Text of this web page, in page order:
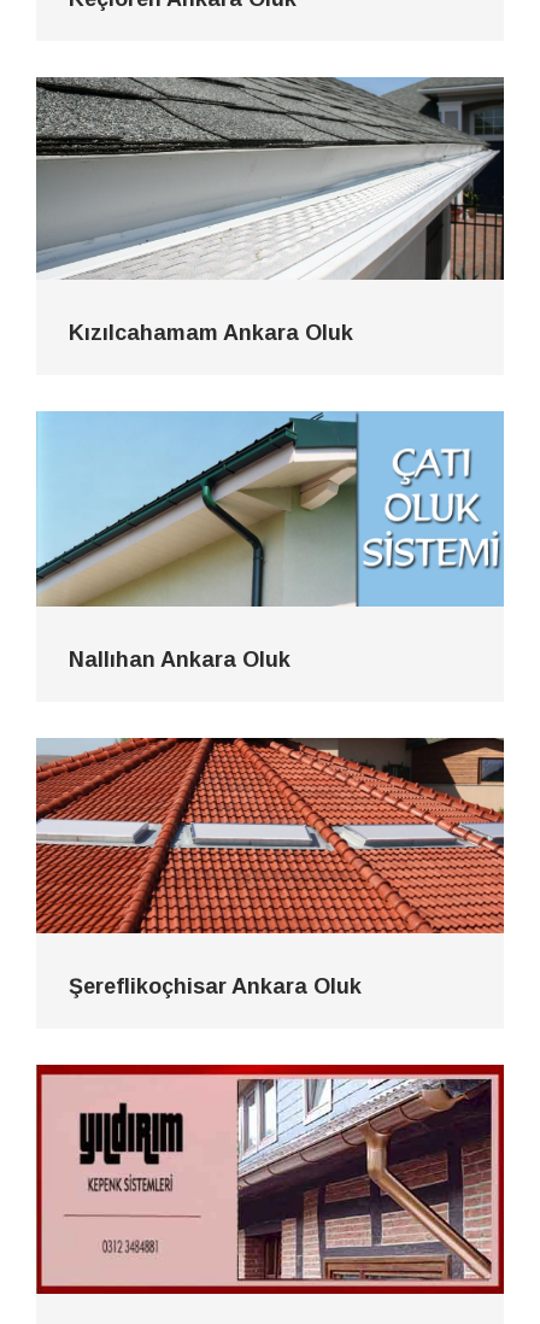
Kızılcahamam Ankara Oluk
Nallıhan Ankara Oluk
Şereflikoçhisar Ankara Oluk